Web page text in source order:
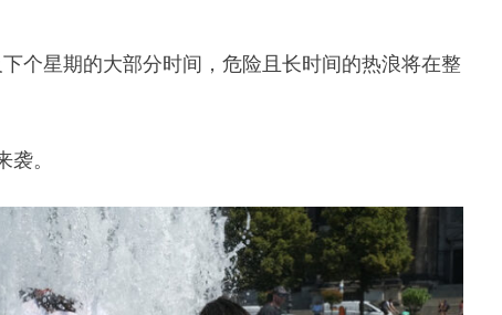
个星期的大部分时间，危险且长时间的热浪将在整
。